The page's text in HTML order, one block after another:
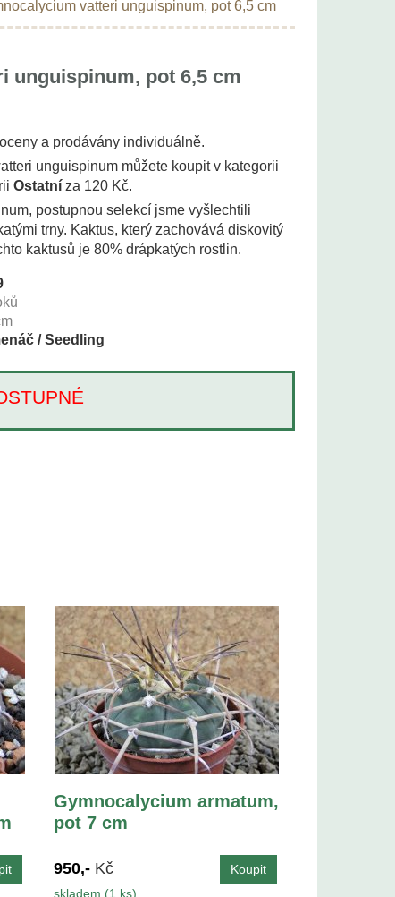
vatteri unguispinum, pot 6,5 cm
unguispinum, pot 6,5 cm
a prodávány individuálně.
unguispinum můžete koupit v kategorii
Ostatníza 120 Kč.
postupnou selekcí jsme vyšlechtili
trny. Kaktus, který zachovává diskovitý
kaktusů je 80% drápkatých rostlin.
/ Seedling
Gymnocalycium armatum,
pot 7 cm
950,- Kč
skladem (1 ks)